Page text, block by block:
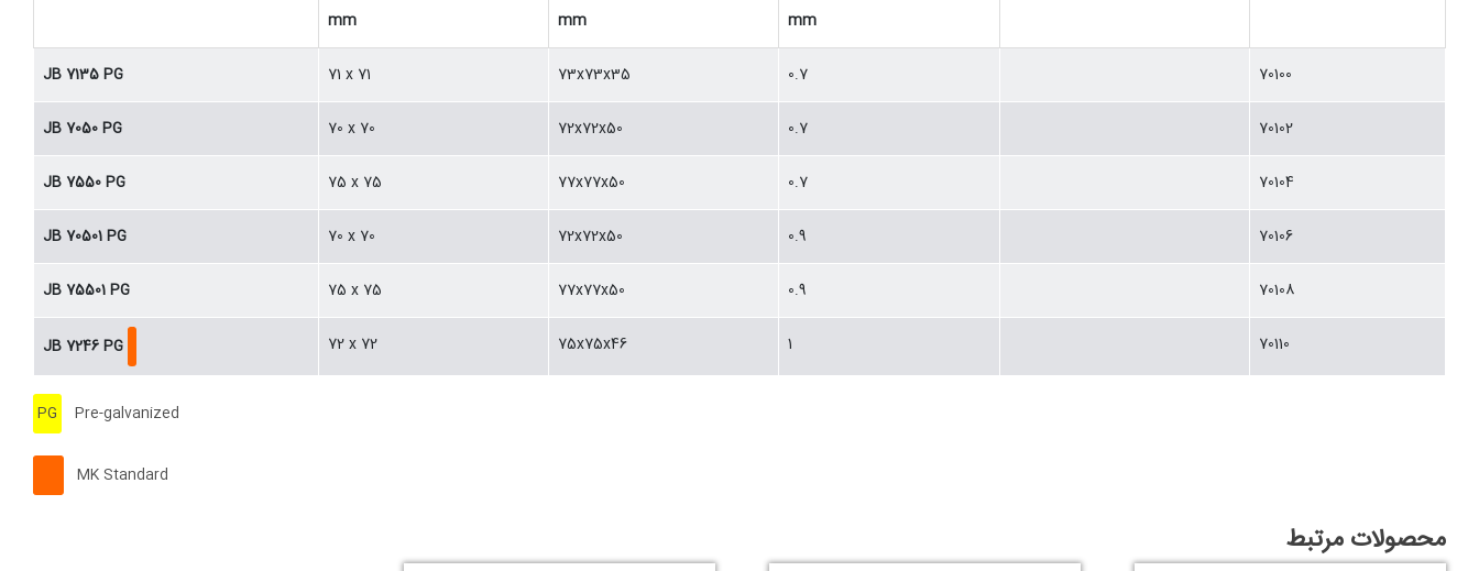
mm
mm
mm
JB 7135 PG 71 x 71 73x73x35 0.7 70100
JB 7050 PG 70 x 70 72x72x50 0.7 70102
JB 7550 PG 75 x 75 77x77x50 0.7 70104
JB 70501 PG 70 x 70 72x72x50 0.9 70106
JB 75501 PG 75 x 75 77x77x50 0.9 70108
JB 7246 PG 72 x 72 75x75x46 1 70110
PG Pre-galvanized
MK Standard
محصولات مرتبط